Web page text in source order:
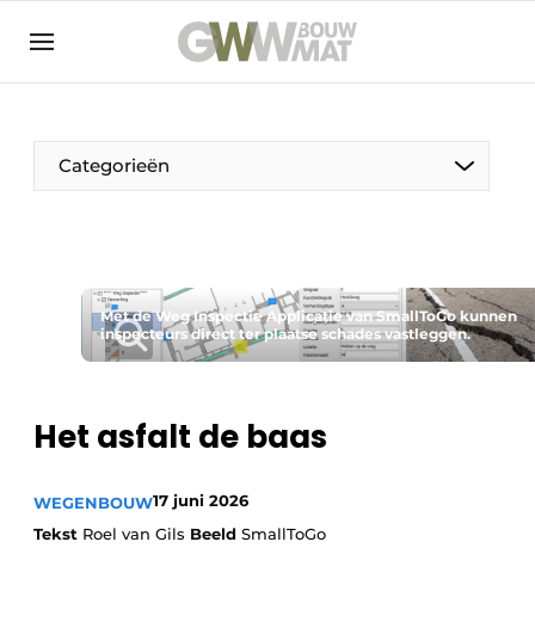
NL EN
Categorieën
Vrouw in de bouw
Met de Weg Inspectie Applicatie van SmallToGo kunnen
inspecteurs direct ter plaatse schades vastleggen.
Het asfalt de baas
WEGENBOUW17 juni 2026
Tekst Roel van Gils Beeld SmallToGo